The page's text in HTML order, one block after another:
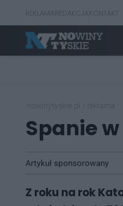
REKLAMAREDAKCJAKONTAKT
Spanie
Artykuł sponsorowany
Z roku na rok